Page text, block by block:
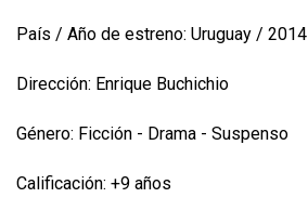
País / Año de estreno: Uruguay / 2014
Dirección: Enrique Buchichio
Género: Ficción - Drama - Suspenso
Calificación: +9 años